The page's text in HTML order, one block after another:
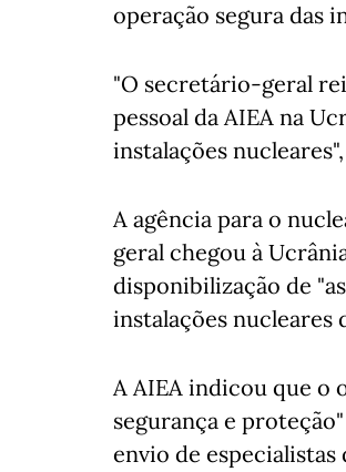
operação segura das
"O secretário-geral
pessoal da AIEA na
instalações
A agência para o
geral chegou à
disponibilização de
instalações nucleares
A AIEA indicou que o
segurança e
envio de